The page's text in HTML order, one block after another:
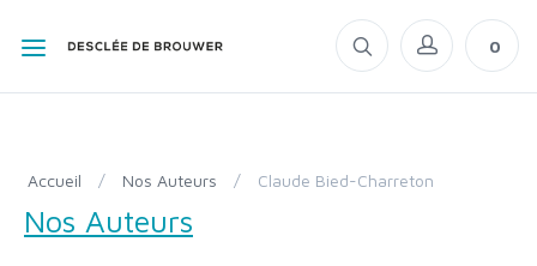
0
Accueil / Nos Auteurs / Claude Bied-Charreton
Nos Auteurs